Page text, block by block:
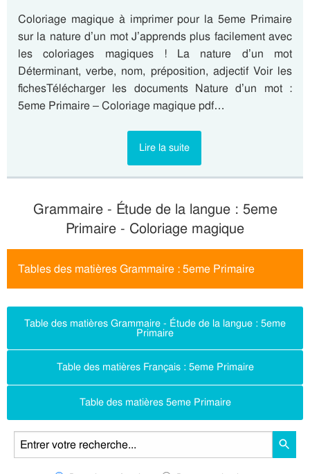
Coloriage magique à imprimer pour la 5eme Primaire
sur la nature d’un mot J’apprends plus facilement avec
les coloriages magiques ! La nature d’un mot
Déterminant, verbe, nom, préposition, adjectif Voir les
fichesTélécharger les documents Nature d’un mot :
5eme Primaire – Coloriage magique pdf…
Lire la suite
Grammaire - Étude de la langue : 5eme
Primaire - Coloriage magique
Tables des matières Grammaire : 5eme Primaire
Table des matières Grammaire - Étude de la langue : 5eme
Primaire
Table des matières Français : 5eme Primaire
Table des matières 5eme Primaire